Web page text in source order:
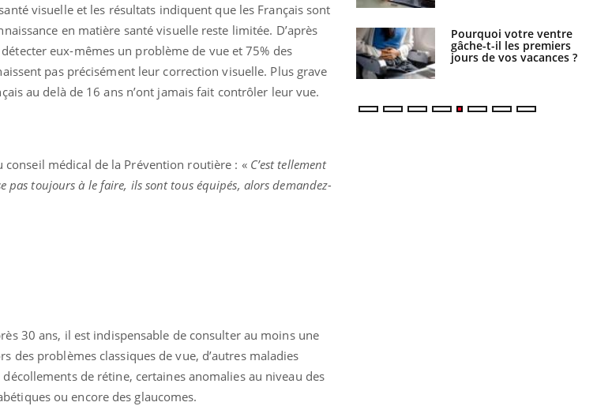
visuelle et les résultats indiquent que les Français sont
en matière santé visuelle reste limitée. D’après
eux-mêmes un problème de vue et 75% des
pas précisément leur correction visuelle. Plus grave
au delà de 16 ans n’ont jamais fait contrôler leur vue.
conseil médical de la Prévention routière : « C’est tellement
pas toujours à le faire, ils sont tous équipés, alors demandez-
30 ans, il est indispensable de consulter au moins une
des problèmes classiques de vue, d’autres maladies
de rétine, certaines anomalies au niveau des
ou encore des glaucomes.
colorectal : une
simple aurait
la donne au Pays
Cytomégalovirus : ce qui
change dans la prise en
charge des femmes
enceintes
Pourquoi votre ventre
gâche-t-il les premiers
jours de vos vacances ?